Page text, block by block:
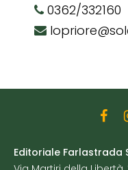
0362/332160
Editoriale Farlastrada